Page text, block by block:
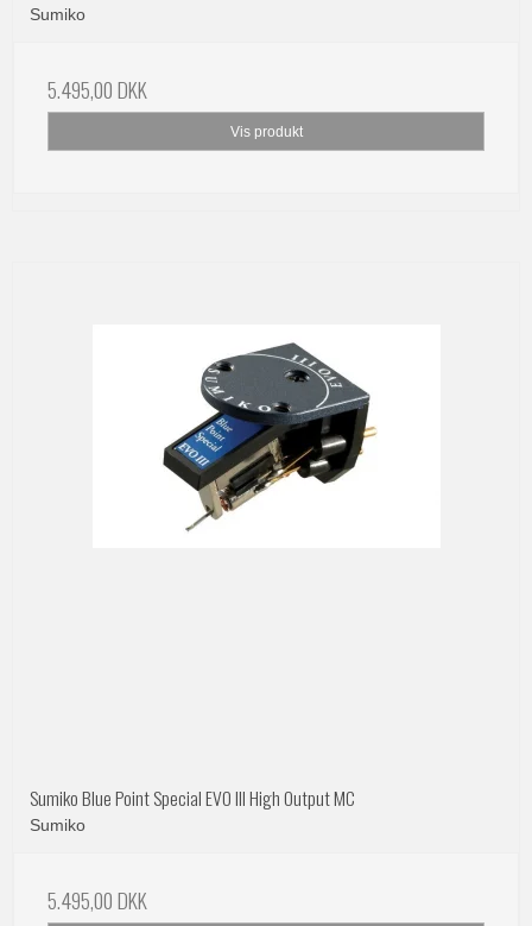
Sumiko
5.495,00 DKK
Vis produkt
Sumiko Blue Point Special EVO III High Output MC
Sumiko
5.495,00 DKK